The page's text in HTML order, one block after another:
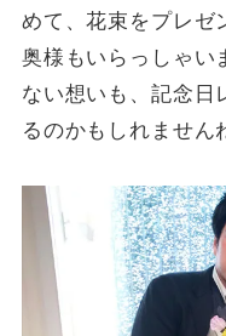
めて、花束をプレゼ
奥様もいらっしゃい
ない想いも、記念日
るのかもしれません